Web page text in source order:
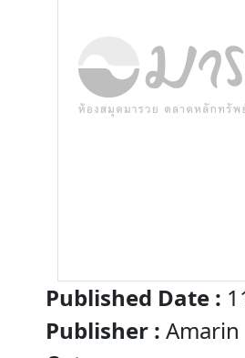
Published Date :
Publisher : Amarin